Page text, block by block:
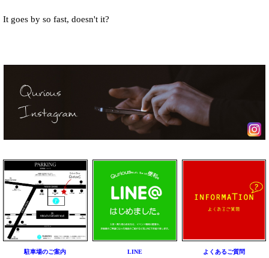
It goes by so fast, doesn't it?
駐車場のご案内 LINE よくあるご質問